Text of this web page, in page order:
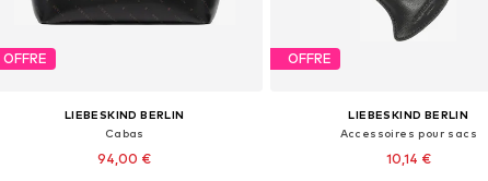
OFFRE
LIEBESKIND BERLIN
Cabas
94,00 €
OFFRE
LIEBESKIND BERLIN
Accessoires pour sacs
10,14 €